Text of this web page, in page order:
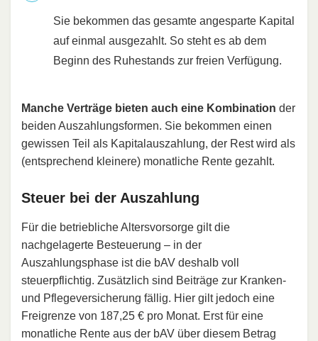
Sie bekommen das gesamte angesparte Kapital
auf einmal ausgezahlt. So steht es ab dem
Beginn des Ruhestands zur freien Verfügung.
Manche Verträge bieten auch eine Kombination der
beiden Auszahlungsformen. Sie bekommen einen
gewissen Teil als Kapitalauszahlung, der Rest wird als
(entsprechend kleinere) monatliche Rente gezahlt.
Steuer bei der Auszahlung
Für die betriebliche Altersvorsorge gilt die
nachgelagerte Besteuerung – in der
Auszahlungsphase ist die bAV deshalb voll
steuerpflichtig. Zusätzlich sind Beiträge zur Kranken-
und Pflegeversicherung fällig. Hier gilt jedoch eine
Freigrenze von 187,25 € pro Monat. Erst für eine
monatliche Rente aus der bAV über diesem Betrag